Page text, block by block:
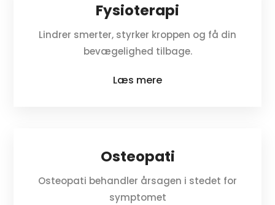
Fysioterapi
Lindrer smerter, styrker kroppen og få din
bevægelighed tilbage.
Læs mere
Osteopati
Osteopati behandler årsagen i stedet for
symptomet